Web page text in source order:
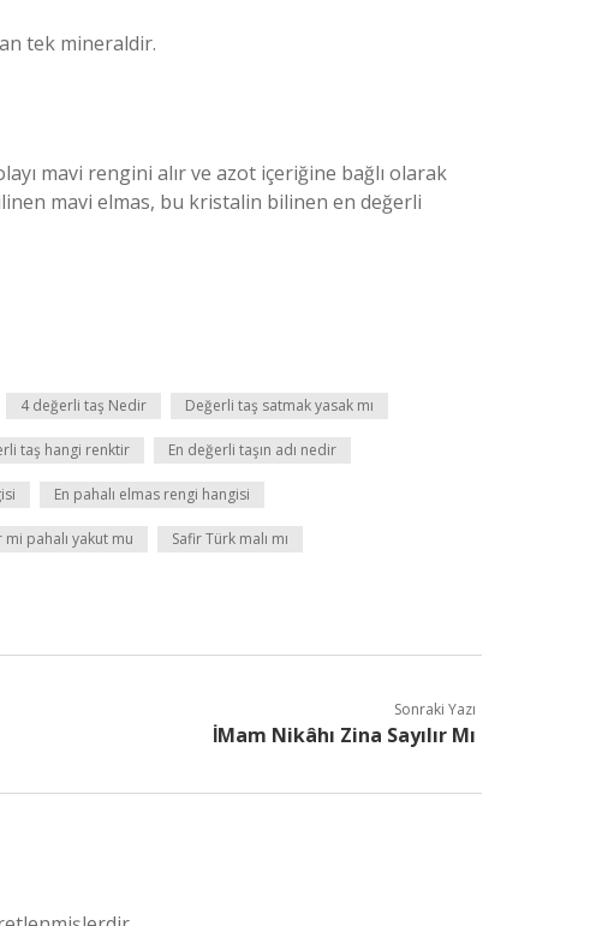
tek mineraldir.
mavi rengini alır ve azot içeriğine bağlı olarak
mavi elmas, bu kristalin bilinen en değerli
4 değerli taş Nedir Değerli taş satmak yasak mı
taş hangi renktir En değerli taşın adı nedir
En pahalı elmas rengi hangisi
mi pahalı yakut mu Safir Türk malı mı
Sonraki Yazı
İMam Nikâhı Zina Sayılır Mı